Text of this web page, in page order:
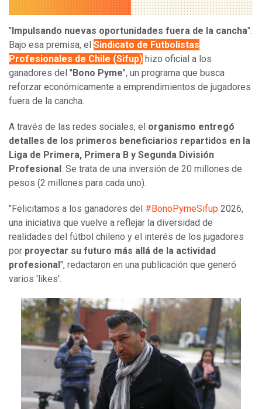
" Impulsando nuevas oportunidades fuera de la cancha".
Bajo esa premisa, el Sindicato de Futbolistas
Profesionales de Chile (Sifup) hizo oficial a los
ganadores del " Bono Pyme", un programa que busca
reforzar económicamente a emprendimientos de jugadores
fuera de la cancha.
A través de las redes sociales, el organismo entregó
detalles de los primeros beneficiarios repartidos en la
Liga de Primera, Primera B y Segunda División
Profesional . Se trata de una inversión de 20 millones de
pesos (2 millones para cada uno).
"Felicitamos a los ganadores del #BonoPymeSifup 2026,
una iniciativa que vuelve a reflejar la diversidad de
realidades del fútbol chileno y el interés de los jugadores
por proyectar su futuro más allá de la actividad
profesional ", redactaron en una publicación que generó
varios 'likes'.